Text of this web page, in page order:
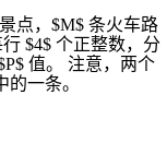
点，$M$ 条火车路
$4$ 个正整数，分
值。 注意，两个
一条。